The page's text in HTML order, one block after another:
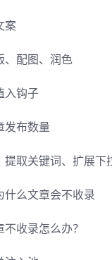
案
、配图、润色
入钩子
发布数量
取关键词、扩展下
什么文章会不收录
收录怎么办？